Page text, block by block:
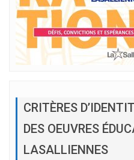
CRITÈRES
DES OEUVRES
LASALLIENNES